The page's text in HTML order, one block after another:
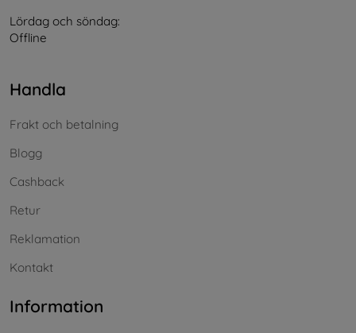
Lördag och söndag:
Offline
Handla
Frakt och betalning
Blogg
Cashback
Retur
Reklamation
Kontakt
Information